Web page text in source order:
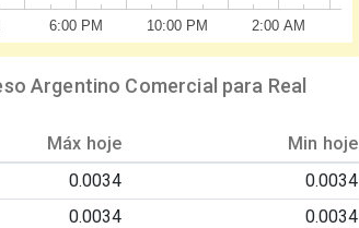
6:00 PM 10:00 PM 2:00 AM
Argentino Comercial para Real
Máx hoje
Min hoje
0.0034
0.0034
0.0034 0.0034